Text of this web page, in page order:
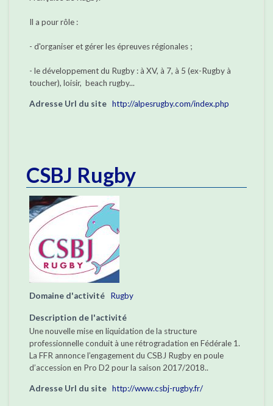
Il a pour rôle :
- d'organiser et gérer les épreuves régionales ;
- le développement du Rugby : à XV, à 7, à 5 (ex-Rugby à
toucher), loisir, beach rugby...
Adresse Url du site http://alpesrugby.com/index.php
CSBJ Rugby
Domaine d'activité Rugby
Description de l'activité
Une nouvelle mise en liquidation de la structure
professionnelle conduit à une rétrogradation en Fédérale 1.
La FFR annonce l’engagement du CSBJ Rugby en poule
d’accession en Pro D2 pour la saison 2017/2018..
Adresse Url du site http://www.csbj-rugby.fr/